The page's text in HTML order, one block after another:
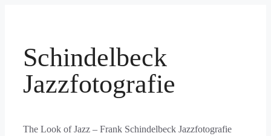
Schindelbeck
Jazzfotografie
The Look of Jazz – Frank Schindelbeck Jazzfotografie